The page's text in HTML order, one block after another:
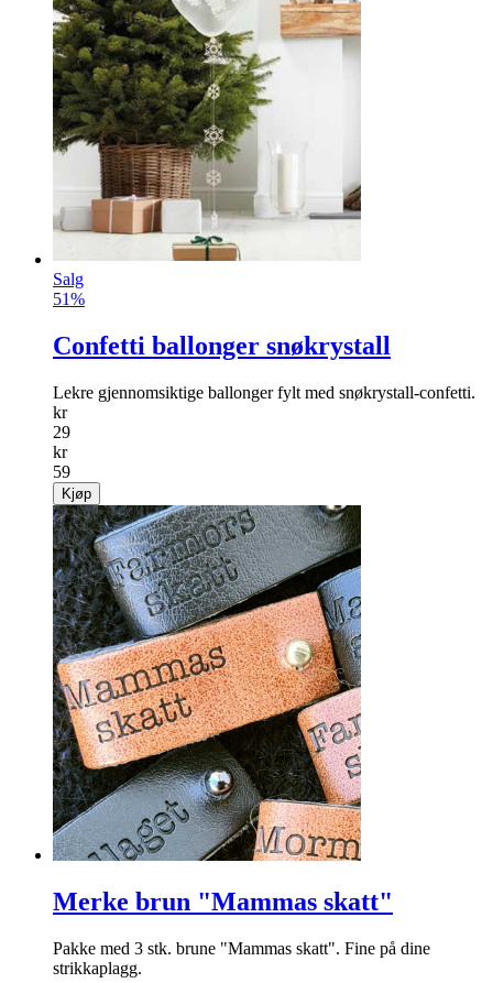
Salg
51%
Confetti ballonger snøkrystall
Lekre gjennomsiktige ballonger fylt med snøkrystall-confetti.
kr
29
kr
59
Kjøp
Merke brun "Mammas skatt"
Pakke med 3 stk. brune "Mammas skatt". Fine på dine
strikkaplagg.